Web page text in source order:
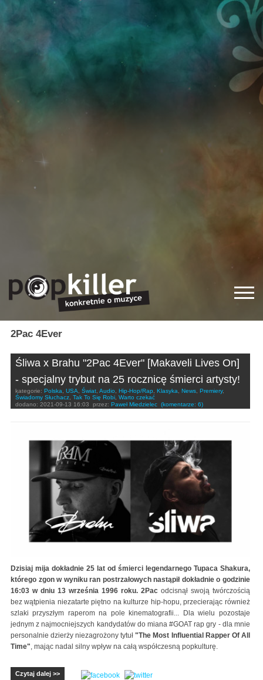
2Pac 4Ever
Śliwa x Brahu "2Pac 4Ever" [Makaveli Lives On]
- specjalny trybut na 25 rocznicę śmierci artysty!
kategorie: Polska, USA, Świat, Audio, Hip-Hop/Rap, Klasyka, News, Premiery,
Świadomy Słuchacz, Tak To Się Robi, Warto czekać
dodano: 2021-09-13 16:03 przez: Paweł Miedzielec (komentarze: 6)
Dzisiaj mija dokładnie 25 lat od śmierci legendarnego Tupaca Shakura,
którego zgon w wyniku ran postrzałowych nastąpił dokładnie o godzinie
16:03 w dniu 13 września 1996 roku. 2Pacodcisnął swoją twórczością
bez wątpienia niezatarte piętno na kulturze hip-hopu, przecierając również
szlaki przyszłym raperom na pole kinematografii... Dla wielu pozostaje
jednym z najmocniejszych kandydatów do miana #GOAT rap gry - dla mnie
personalnie dzierży niezagrożony tytuł"The Most Influential Rapper Of All
Time", mając nadal silny wpływ na całą współczesną popkulturę.
Czytaj dalej >>